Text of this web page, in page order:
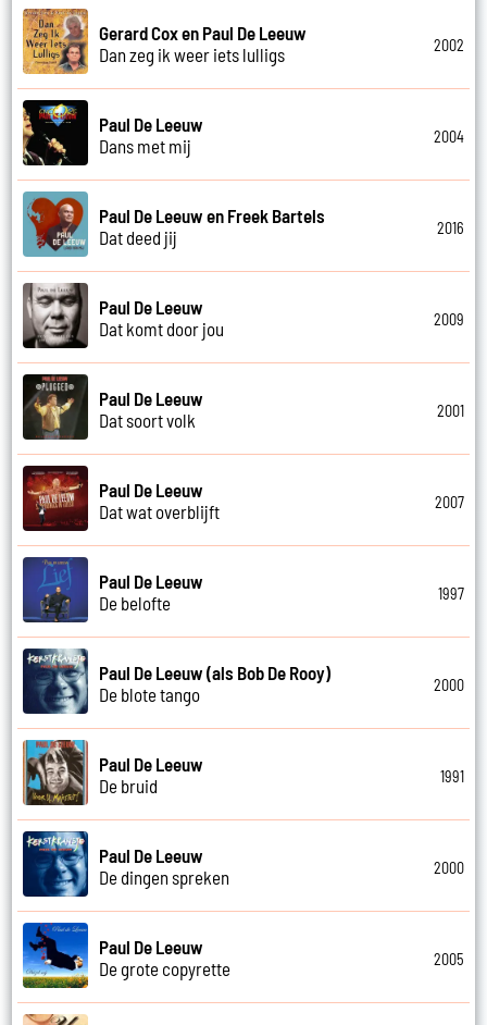
Gerard Cox en Paul De Leeuw
Dan zeg ik weer iets lulligs
2002
Paul De Leeuw
Dans met mij
2004
Paul De Leeuw en Freek Bartels
Dat deed jij
2016
Paul De Leeuw
Dat komt door jou
2009
Paul De Leeuw
Dat soort volk
2001
Paul De Leeuw
Dat wat overblijft
2007
Paul De Leeuw
De belofte
1997
Paul De Leeuw (als Bob De Rooy)
De blote tango
2000
Paul De Leeuw
De bruid
1991
Paul De Leeuw
De dingen spreken
2000
Paul De Leeuw
De grote copyrette
2005